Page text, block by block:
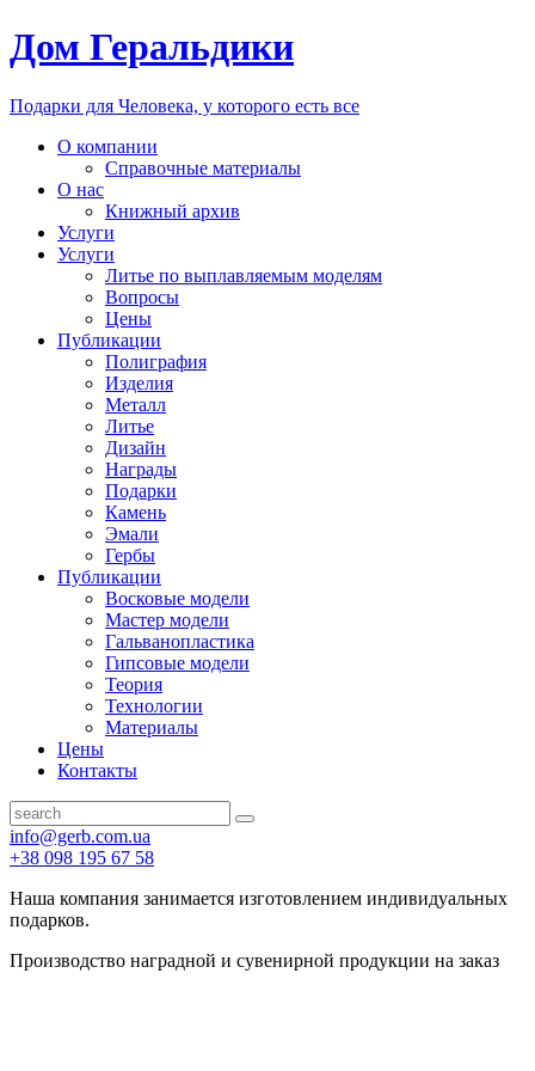
Дом Геральдики
Подарки для Человека, у которого есть все
О компании
Справочные материалы
О нас
Книжный архив
Услуги
Услуги
Литье по выплавляемым моделям
Вопросы
Цены
Публикации
Полиграфия
Изделия
Металл
Литье
Дизайн
Награды
Подарки
Камень
Эмали
Гербы
Публикации
Восковые модели
Мастер модели
Гальванопластика
Гипсовые модели
Теория
Технологии
Материалы
Цены
Контакты
info@gerb.com.ua
+38 098 195 67 58
Наша компания занимается изготовлением индивидуальных
подарков.
Производство наградной и сувенирной продукции на заказ